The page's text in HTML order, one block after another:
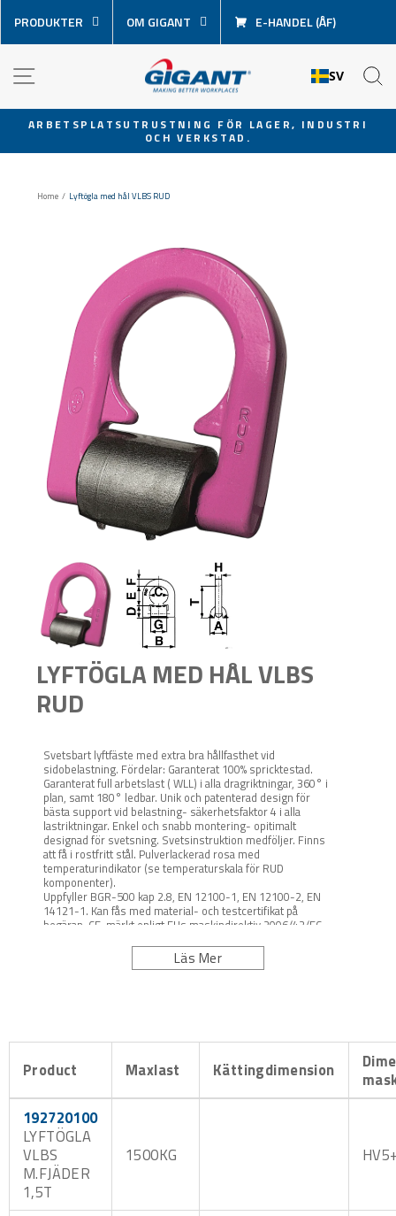
över
innehåll
PRODUKTER OM GIGANT E-HANDEL (ÅF)
SV
Pausa
ARBETSPLATSUTRUSTNING FÖR LAGER, INDUSTRI
OCH VERKSTAD.
Home / Lyftögla med hål VLBS RUD
LYFTÖGLA MED HÅL VLBS
RUD
Svetsbart lyftfäste med extra bra hållfasthet vid
sidobelastning. Fördelar: Garanterat 100% spricktestad.
Garanterat full arbetslast ( WLL) i alla dragriktningar, 360° i
plan, samt 180° ledbar. Unik och patenterad design för
bästa support vid belastning- säkerhetsfaktor 4 i alla
lastriktningar. Enkel och snabb montering- opitimalt
designad för svetsning. Svetsinstruktion medföljer. Finns
att få i rostfritt stål. Pulverlackerad rosa med
temperaturindikator (se temperaturskala för RUD
komponenter).
Uppfyller BGR-500 kap 2.8, EN 12100-1, EN 12100-2, EN
14121-1. Kan fås med material- och testcertifikat på
begäran. CE-märkt enligt EUs maskindirektiv 2006/42/EC.
Läs Mer
Product Maxlast Kättingdimension
192720100
LYFTÖGLA
VLBS
M.FJÄDER
1,5T
1500KG